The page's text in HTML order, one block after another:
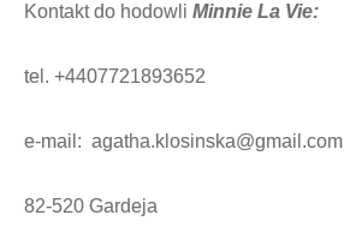
Kontakt do hodowli Minnie La Vie:
tel. +4407721893652
e-mail: agatha.klosinska@gmail.com
82-520 Gardeja